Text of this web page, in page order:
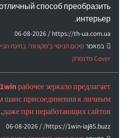
способ преобразить
интерьер.
https://th-ua.com.ua /
06-08-2026
במאמר
Cover מדנמרק
рабочее зеркало предлагает
шанс присоединения к личным
даже при неработающих сайтов.
https://1win-iaj85.buzz/ /
06-08-2026